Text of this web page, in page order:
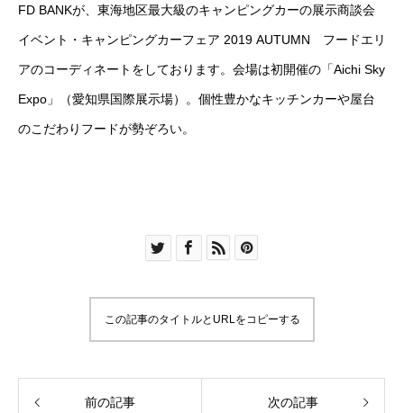
FD BANKが、東海地区最大級のキャンピングカーの展示商談会
イベント・キャンピングカーフェア 2019 AUTUMN フードエリ
アのコーディネートをしております。会場は初開催の「Aichi Sky
Expo」（愛知県国際展示場）。個性豊かなキッチンカーや屋台
のこだわりフードが勢ぞろい。
この記事のタイトルとURLをコピーする
前の記事 次の記事